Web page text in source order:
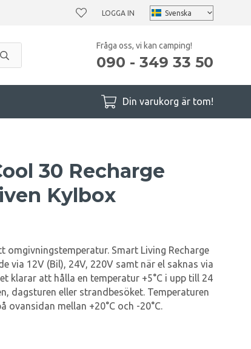
LOGGA IN
Fråga oss, vi kan camping!
090 - 349 33 50
Din varukorg är tom!
30 Recharge
Kylbox
omgivningstemperatur. Smart Living Recharge
via 12V (Bil), 24V, 220V samt när el saknas via
klarar att hålla en temperatur +5°C i upp till 24
dagsturen eller strandbesöket. Temperaturen
ovansidan mellan +20°C och -20°C.